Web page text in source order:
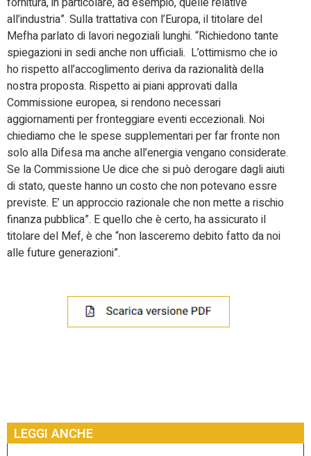
all’industria”. Sulla trattativa con l’Europa, il titolare del
Mefha parlato di lavori negoziali lunghi. “Richiedono tante
spiegazioni in sedi anche non ufficiali. L’ottimismo che io
ho rispetto all’accoglimento deriva da razionalità della
nostra proposta. Rispetto ai piani approvati dalla
Commissione europea, si rendono necessari
aggiornamenti per fronteggiare eventi eccezionali. Noi
chiediamo che le spese supplementari per far fronte non
solo alla Difesa ma anche all’energia vengano considerate.
Se la Commissione Ue dice che si può derogare dagli aiuti
di stato, queste hanno un costo che non potevano essre
previste. E’ un approccio razionale che non mette a rischio
finanza pubblica”. E quello che è certo, ha assicurato il
titolare del Mef, è che “non lasceremo debito fatto da noi
alle future generazioni”.
LEGGI ANCHE